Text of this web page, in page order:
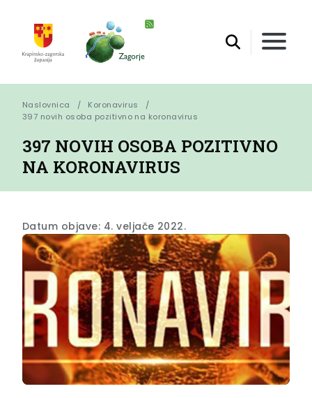
Naslovnica
Koronavirus
397 novih osoba pozitivno na koronavirus
397 NOVIH OSOBA POZITIVNO
NA KORONAVIRUS
Datum objave: 4. veljače 2022.